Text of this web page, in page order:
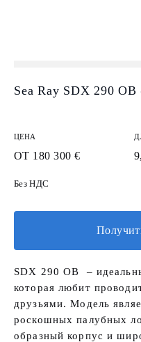
Sea Ray SDX 290 OB
SDX 290 OB –
которая любит
друзьями. Модель
роскошных палубных
образный корпус и
ЦЕНА
ОТ 180 300 €
Без НДС